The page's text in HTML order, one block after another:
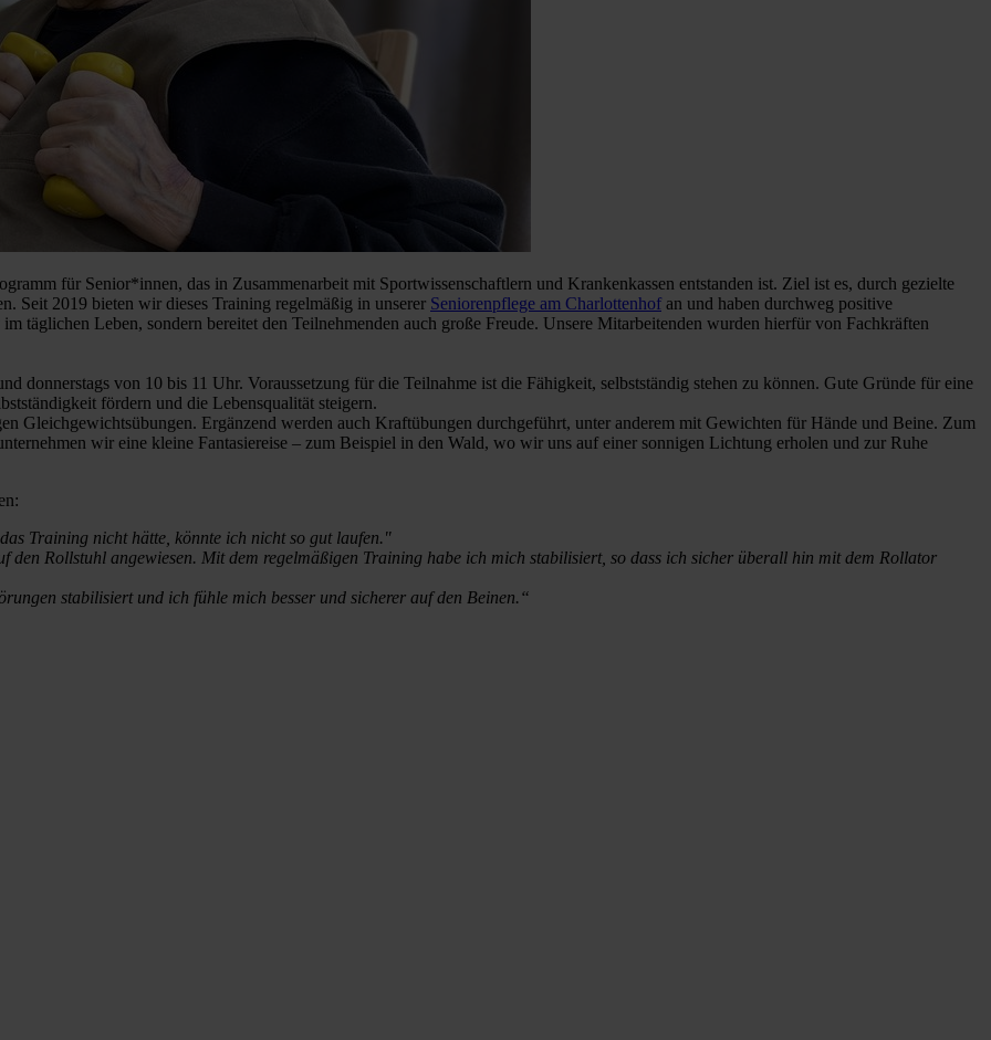
für Senior*innen, das in Zusammenarbeit mit Sportwissenschaftlern und Krankenkassen entstanden ist. Ziel ist es, durch gezielte
Seit 2019 bieten wir dieses Training regelmäßig in unserer Seniorenpflege am Charlottenhof an und haben durchweg positive
täglichen Leben, sondern bereitet den Teilnehmenden auch große Freude. Unsere Mitarbeitenden wurden hierfür von Fachkräften
donnerstags von 10 bis 11 Uhr. Voraussetzung für die Teilnahme ist die Fähigkeit, selbstständig stehen zu können. Gute Gründe für eine
fördern und die Lebensqualität steigern.
Gleichgewichtsübungen. Ergänzend werden auch Kraftübungen durchgeführt, unter anderem mit Gewichten für Hände und Beine. Zum
wir eine kleine Fantasiereise – zum Beispiel in den Wald, wo wir uns auf einer sonnigen Lichtung erholen und zur Ruhe
Training nicht hätte, könnte ich nicht so gut laufen."
den Rollstuhl angewiesen. Mit dem regelmäßigen Training habe ich mich stabilisiert, so dass ich sicher überall hin mit dem Rollator
stabilisiert und ich fühle mich besser und sicherer auf den Beinen.“